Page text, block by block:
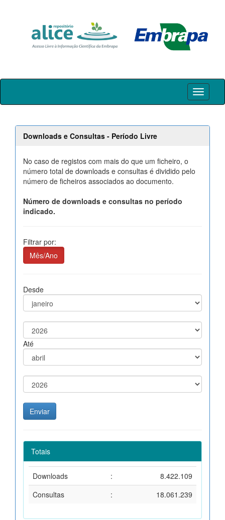
Skip
Downloads e Consultas - Período Livre
No caso de registos com mais do que um ficheiro, o
número total de downloads e consultas é dividido pelo
número de ficheiros associados ao documento.
Número de downloads e consultas no período
indicado.
Filtrar por:
Mês/Ano
Desde
Até
Totais
Downloads :
8.422.109
Consultas
: 18.061.239